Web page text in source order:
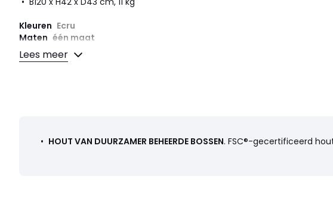
Kleuren Ecru
Maten één maat
Downloads
Lees meer
• HOUT VAN DUURZAMER BEHEERDE BOSSEN. FSC®-gecertificeerd